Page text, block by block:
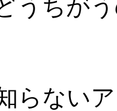
うちが
らない